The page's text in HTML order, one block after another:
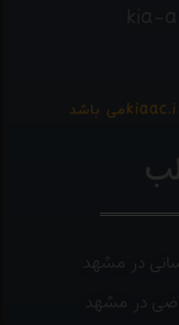
در مشهد
در مشهد